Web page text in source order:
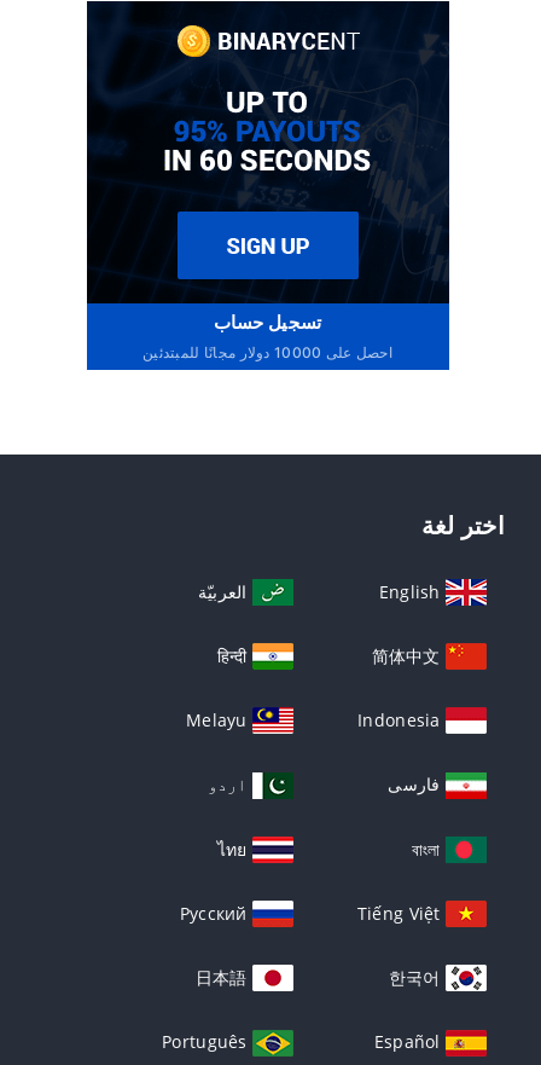
تسجيل حساب
احصل على 10000 دولار مجانًا للمبتدئين
اختر لغة
English العربيّة
简体中文
हिन्दी
Indonesia
Melayu
فارسی اردو
বাংলা
ไทย
Tiếng Việt
Русский
한국어
日本語
Español
Português